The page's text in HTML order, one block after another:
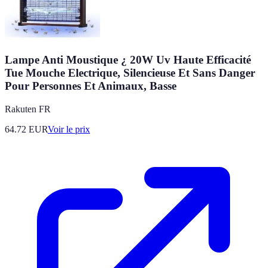
Lampe Anti Moustique ¿ 20W Uv Haute Efficacité
Tue Mouche Electrique, Silencieuse Et Sans Danger
Pour Personnes Et Animaux, Basse
Rakuten FR
64.72 EURVoir le prix